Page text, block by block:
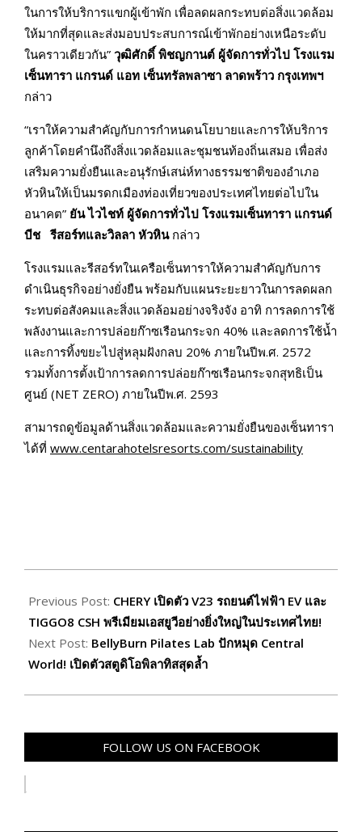
ในการให้บริการแขกผู้เข้าพัก เพื่อลดผลกระทบต่อสิ่งแวดล้อม
ให้มากที่สุดและส่งมอบประสบการณ์เข้าพักอย่างเหนือระดับ
ในคราวเดียวกัน” วุฒิศักดิ์ พิชญกานต์ ผู้จัดการทั่วไป โรงแรม
เซ็นทารา แกรนด์ แอท เซ็นทรัลพลาซา ลาดพร้าว กรุงเทพฯ
กล่าว
“เราให้ความสำคัญกับการกำหนดนโยบายและการให้บริการ
ลูกค้าโดยคำนึงถึงสิ่งแวดล้อมและชุมชนท้องถิ่นเสมอ เพื่อส่ง
เสริมความยั่งยืนและอนุรักษ์เสน่ห์ทางธรรมชาติของอำเภอ
หัวหินให้เป็นมรดกเมืองท่องเที่ยวของประเทศไทยต่อไปใน
อนาคต” ยัน ไวไชท์ ผู้จัดการทั่วไป โรงแรมเซ็นทารา แกรนด์
บีช รีสอร์ทและวิลลา หัวหิน กล่าว
โรงแรมและรีสอร์ทในเครือเซ็นทาราให้ความสำคัญกับการ
ดำเนินธุรกิจอย่างยั่งยืน พร้อมกับแผนระยะยาวในการลดผลก
ระทบต่อสังคมและสิ่งแวดล้อมอย่างจริงจัง อาทิ การลดการใช้
พลังงานและการปล่อยก๊าซเรือนกระจก 40% และลดการใช้น้ำ
และการทิ้งขยะไปสู่หลุมฝังกลบ 20% ภายในปีพ.ศ. 2572
รวมทั้งการตั้งเป้าการลดการปล่อยก๊าซเรือนกระจกสุทธิเป็น
ศูนย์ (NET ZERO) ภายในปีพ.ศ. 2593
สามารถดูข้อมูลด้านสิ่งแวดล้อมและความยั่งยืนของเซ็นทารา
ได้ที่ www.centarahotelsresorts.com/sustainability
10-
03
Previous Post: CHERY เปิดตัว V23 รถยนต์ไฟฟ้า EV และ
TIGGO8 CSH พรีเมียมเอสยูวีอย่างยิ่งใหญ่ในประเทศไทย!
Next Post: BellyBurn Pilates Lab ปักหมุด Central
World! เปิดตัวสตูดิโอพิลาทิสสุดล้ำ
FOLLOW US ON FACEBOOK